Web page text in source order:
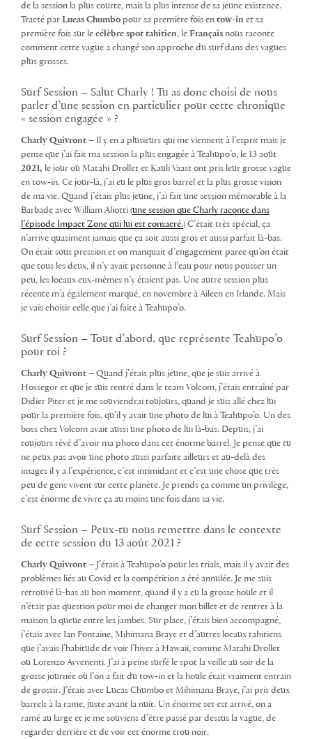
de la session la plus courte, mais la plus intense de sa jeune existence.
Tracté par Lucas Chumbo pour sa première fois en tow-in et sa
première fois sur le célèbre spot tahitien, le Français nous raconte
comment cette vague a changé son approche du surf dans des vagues
plus grosses.
Surf Session – Salut Charly ! Tu as donc choisi de nous
parler d’une session en particulier pour cette chronique
« session engagée » ?
Charly Quivront – Il y en a plusieurs qui me viennent à l’esprit mais je
pense que j’ai fait ma session la plus engagée à Teahupo’o, le 13 août
2021, le jour où Matahi Drollet et Kauli Vaast ont pris leur grosse vague
en tow-in. Ce jour-là, j’ai eu le plus gros barrel et la plus grosse vision
de ma vie. Quand j’étais plus jeune, j’ai fait une session mémorable à la
Barbade avec William Aliotti (une session que Charly raconte dans
l’épisode Impact Zone qui lui est consacré.) C’était très spécial, ça
n’arrive quasiment jamais que ça soit aussi gros et aussi parfait là-bas.
On était sous pression et on manquait d’engagement parce qu’on était
que tous les deux, il n’y avait personne à l’eau pour nous pousser un
peu, les locaux eux-mêmes n’y étaient pas. Une autre session plus
récente m’a également marqué, en novembre à Aileen en Irlande. Mais
je vais choisir celle que j’ai faite à Teahupo’o.
Surf Session – Tout d’abord, que représente Teahupo’o
pour toi ?
Charly Quivront – Quand j’étais plus jeune, que je suis arrivé à
Hossegor et que je suis rentré dans le team Volcom, j’étais entraîné par
Didier Piter et je me souviendrai toujours, quand je suis allé chez lui
pour la première fois, qu’il y avait une photo de lui à Teahupo’o. Un des
boss chez Volcom avait aussi une photo de lui là-bas. Depuis, j’ai
toujours rêvé d’avoir ma photo dans cet énorme barrel. Je pense que tu
ne peux pas avoir une photo aussi parfaite ailleurs et au-delà des
images il y a l’expérience, c’est intimidant et c’est une chose que très
peu de gens vivent sur cette planète. Je prends ça comme un privilège,
c’est énorme de vivre ça au moins une fois dans sa vie.
Surf Session – Peux-tu nous remettre dans le contexte
de cette session du 13 août 2021 ?
Charly Quivront – J’étais à Teahupo’o pour les trials, mais il y avait des
problèmes liés au Covid et la compétition a été annulée. Je me suis
retrouvé là-bas au bon moment, quand il y a eu la grosse houle et il
n’était pas question pour moi de changer mon billet et de rentrer à la
maison la queue entre les jambes. Sur place, j’étais bien accompagné,
j’étais avec Ian Fontaine, Mihimana Braye et d’autres locaux tahitiens
que j’avais l’habitude de voir l’hiver à Hawaii, comme Matahi Drollet
ou Lorenzo Avvenenti. J’ai à peine surfé le spot la veille au soir de la
grosse journée où l’on a fait du tow-in et la houle était vraiment entrain
de grossir. J’étais avec Lucas Chumbo et Mihimana Braye, j’ai pris deux
barrels à la rame, juste avant la nuit. Un énorme set est arrivé, on a
ramé au large et je me souviens d’être passé par dessus la vague, de
regarder derrière et de voir cet énorme trou noir.